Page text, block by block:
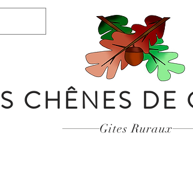
CHÊNES DE
Gites Ruraux